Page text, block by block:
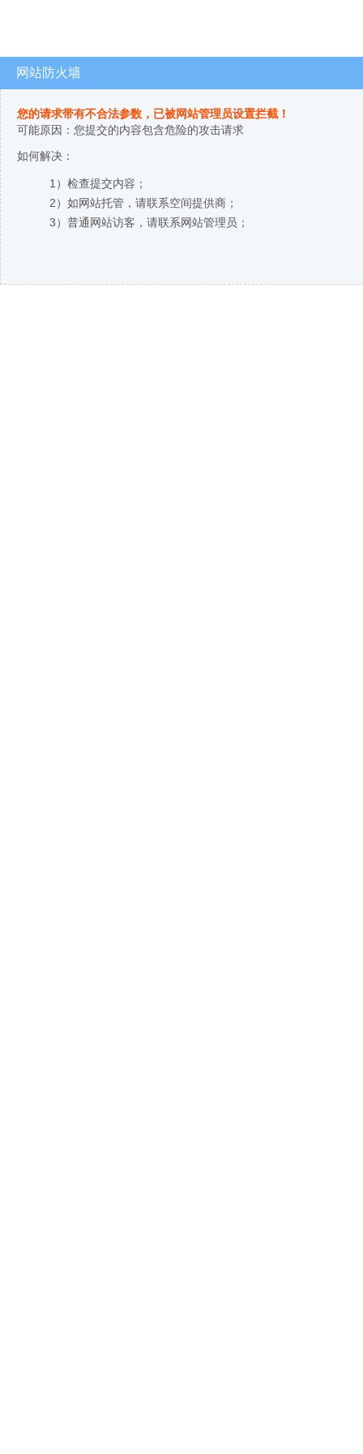
网站防火墙
您的请求带有不合法参数，已被网站管理员设置拦截！
可能原因：您提交的内容包含危险的攻击请求
如何解决：
1）检查提交内容；
2）如网站托管，请联系空间提供商；
3）普通网站访客，请联系网站管理员；